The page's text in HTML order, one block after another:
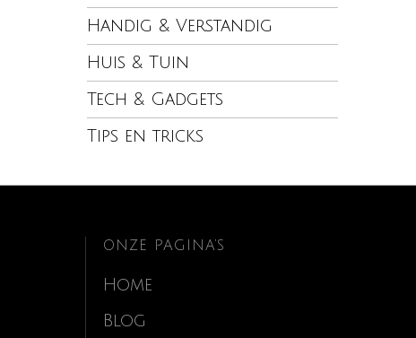
Handig & Verstandig
Huis & Tuin
Tech & Gadgets
Tips en tricks
ONZE PAGINA’S
Home
Blog